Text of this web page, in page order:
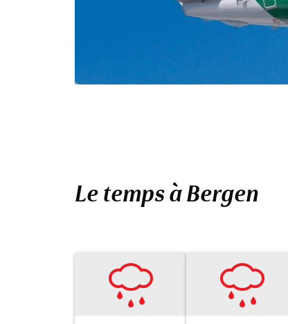
Le temps à Bergen